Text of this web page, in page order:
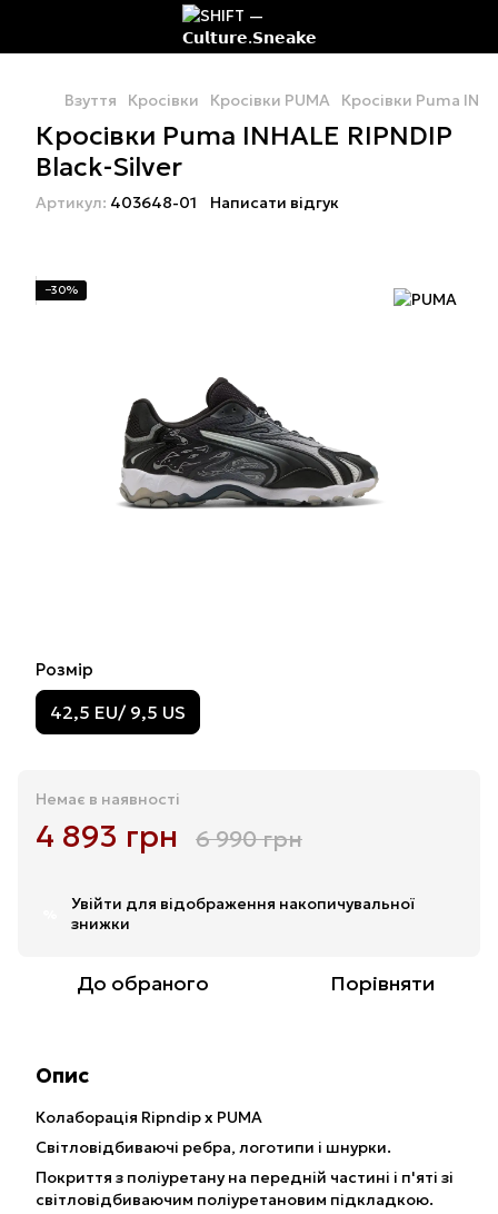
Взуття Кросівки Кросівки PUMA Кросівки Puma
Кросівки Puma INHALE RIPNDIP
Black-Silver
Артикул: 403648-01 Написати відгук
−30%
Розмір
42,5 EU/ 9,5 US
Немає в наявності
4 893 грн 6 990 грн
Увійти для відображення накопичувальної
знижки
До обраного Порівняти
Опис
Колаборація Ripndip x PUMA
Світловідбиваючі ребра, логотипи і шнурки.
Покриття з поліуретану на передній частині і п'яті зі
світловідбиваючим поліуретановим підкладкою.